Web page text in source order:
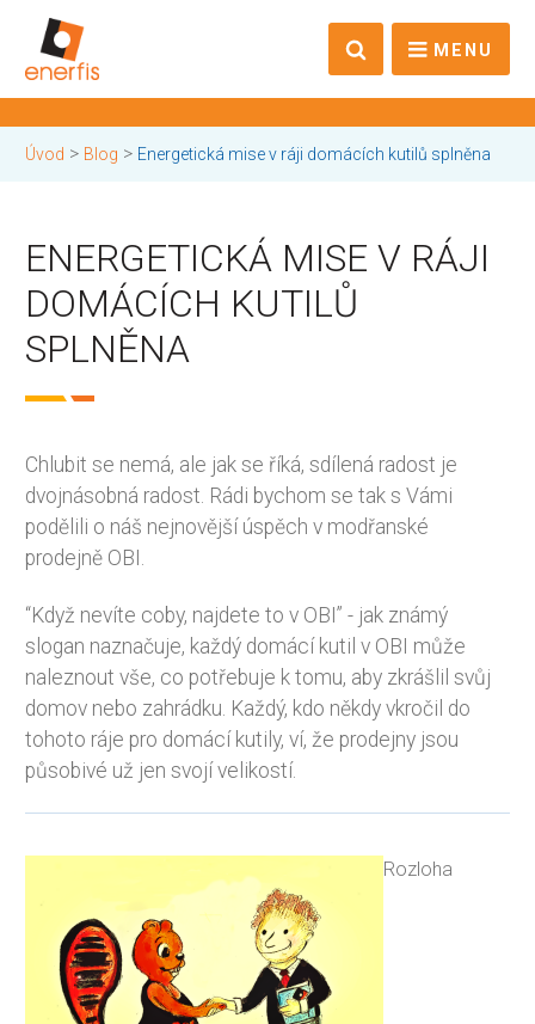
MENU
Úvod > Blog > Energetická mise v ráji domácích kutilů splněna
ENERGETICKÁ MISE V RÁJI
DOMÁCÍCH KUTILŮ
SPLNĚNA
Chlubit se nemá, ale jak se říká, sdílená radost je
dvojnásobná radost. Rádi bychom se tak s Vámi
podělili o náš nejnovější úspěch v modřanské
prodejně OBI.
“Když nevíte coby, najdete to v OBI” - jak známý
slogan naznačuje, každý domácí kutil v OBI může
naleznout vše, co potřebuje k tomu, aby zkrášlil svůj
domov nebo zahrádku. Každý, kdo někdy vkročil do
tohoto ráje pro domácí kutily, ví, že prodejny jsou
působivé už jen svojí velikostí.
Rozloha